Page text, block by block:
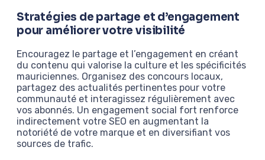
Stratégies de partage et d’engagement
pour améliorer votre visibilité
Encouragez le partage et l’engagement en créant
du contenu qui valorise la culture et les spécificités
mauriciennes. Organisez des concours locaux,
partagez des actualités pertinentes pour votre
communauté et interagissez régulièrement avec
vos abonnés. Un engagement social fort renforce
indirectement votre SEO en augmentant la
notoriété de votre marque et en diversifiant vos
sources de trafic.